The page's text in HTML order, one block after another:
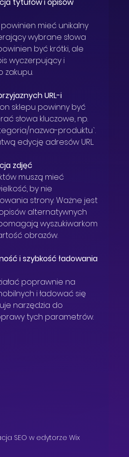
tytułów i opisów
wybrane słowa
być krótki, ale
wyczerpujący i
zakupu.
URL-i
słowa kluczowe, np.
nazwa-produktu`.
edycję adresów URL.
zdjęć
by nie
strony. Ważne jest
alternatywnych
wyszukiwarkom
obrazów.
i szybkość ładowania
i ładować się
narzędzia do
tych parametrów.
SEO w edytorze Wix